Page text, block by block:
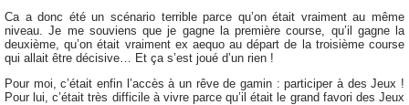
Ca a donc été un scénario terrible parce qu’on était vraiment au même
niveau. Je me souviens que je gagne la première course, qu’il gagne la
deuxième, qu’on était vraiment ex aequo au départ de la troisième course
qui allait être décisive… Et ça s’est joué d’un rien !
Pour moi, c’était enfin l’accès à un rêve de gamin : participer à des Jeux !
Pour lui, c’était très difficile à vivre parce qu’il était le grand favori des Jeux